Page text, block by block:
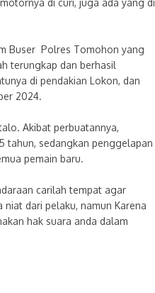
di curi, juga ada yang di
Buser Polres Tomohon yang
terungkap dan berhasil
di pendakian Lokon, dan
2024.
Akibat perbuatannya,
tahun, sedangkan penggelapan
pemain baru.
carilah tempat agar
dari pelaku, namun Karena
hak suara anda dalam